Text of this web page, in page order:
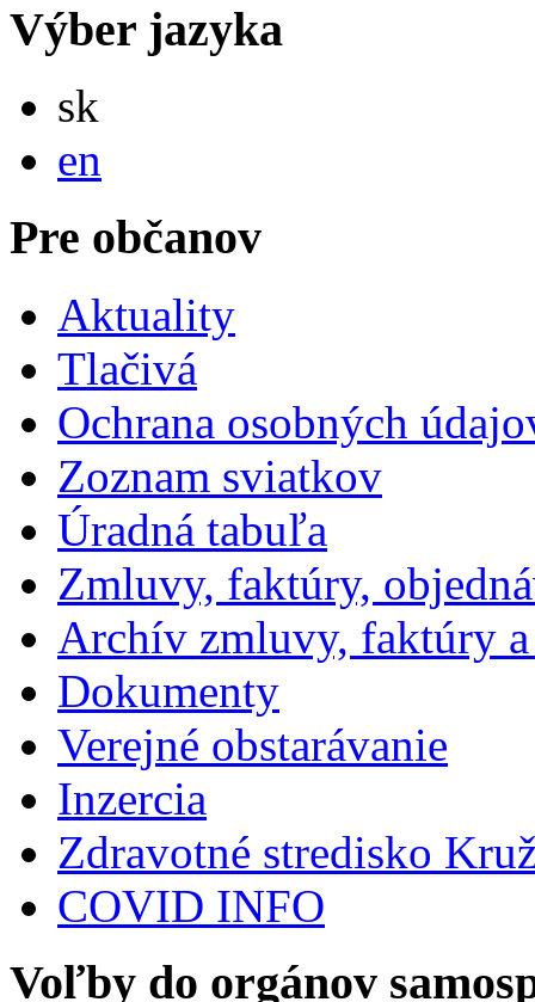
Výber jazyka
sk
en
Pre občanov
Aktuality
Tlačivá
Ochrana osobných
Zoznam sviatkov
Úradná tabuľa
Zmluvy, faktúry,
Archív zmluvy, faktúry
Dokumenty
Verejné obstarávanie
Inzercia
Zdravotné stredisko
COVID INFO
Voľby do orgánov